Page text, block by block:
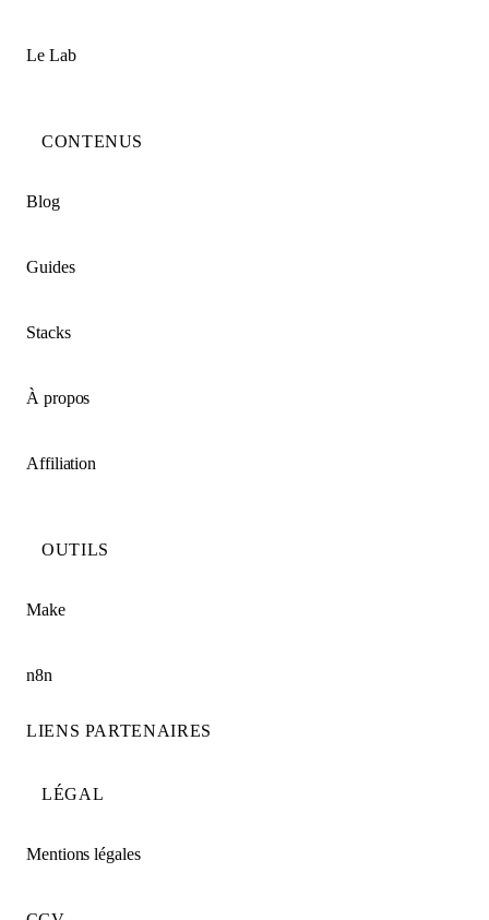
Le Lab
CONTENUS
Blog
Guides
Stacks
À propos
Affiliation
OUTILS
Make
n8n
LIENS PARTENAIRES
LÉGAL
Mentions légales